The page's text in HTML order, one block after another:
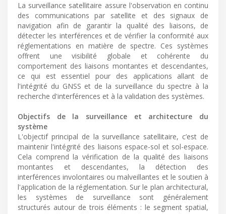
La surveillance satellitaire assure l'observation en continu
des communications par satellite et des signaux de
navigation afin de garantir la qualité des liaisons, de
détecter les interférences et de vérifier la conformité aux
réglementations en matière de spectre. Ces systèmes
offrent une visibilité globale et cohérente du
comportement des liaisons montantes et descendantes,
ce qui est essentiel pour des applications allant de
l'intégrité du GNSS et de la surveillance du spectre à la
recherche d'interférences et à la validation des systèmes.
Objectifs de la surveillance et architecture du
système
L'objectif principal de la surveillance satellitaire, c’est de
maintenir l'intégrité des liaisons espace-sol et sol-espace.
Cela comprend la vérification de la qualité des liaisons
montantes et descendantes, la détection des
interférences involontaires ou malveillantes et le soutien à
l'application de la réglementation. Sur le plan architectural,
les systèmes de surveillance sont généralement
structurés autour de trois éléments : le segment spatial,